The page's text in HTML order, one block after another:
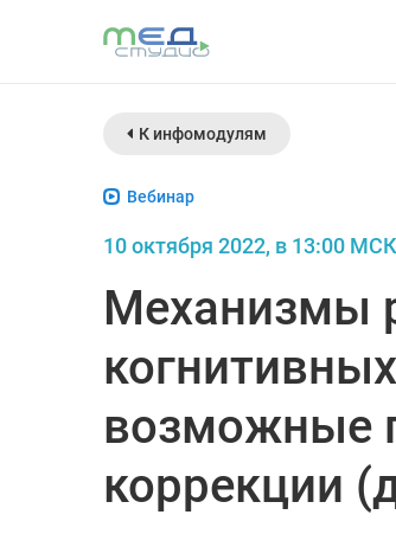
К инфомодулям
Вебинар
10 октября 2022, в 13:00 МСК
Механизмы
возможные
коррекции